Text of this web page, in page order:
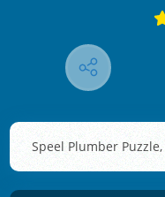
Speel Plumber